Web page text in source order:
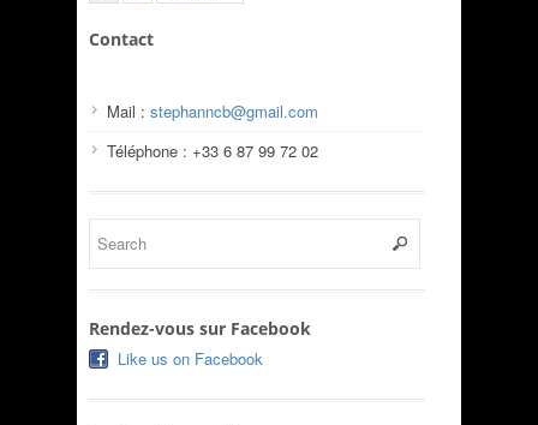
Contact
Mail : stephanncb@gmail.com
Téléphone : +33 6 87 99 72 02
Rendez-vous sur Facebook
Like us on Facebook